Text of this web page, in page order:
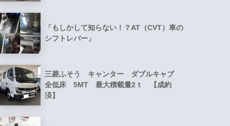
「もしかして知らない！？AT（CVT）車の
シフトレバー」
三菱ふそう キャンター ダブルキャブ
全低床 5MT 最大積載量2ｔ 【成約
済】